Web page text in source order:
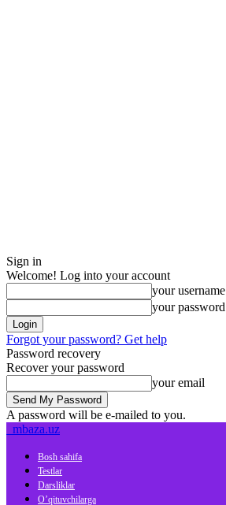
Sign in
Welcome! Log into your account
your username
your password
Forgot your password? Get help
Password recovery
Recover your password
your email
A password will be e-mailed to you.
mbaza.uz
Bosh sahifa
Testlar
Darsliklar
O’qituvchilarga